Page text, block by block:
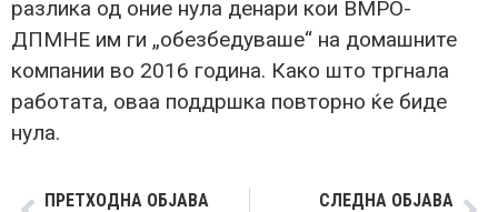
разлика од оние нула денари кои ВМРО-
ДПМНЕ им ги „обезбедуваше“ на домашните
компании во 2016 година. Како што тргнала
работата, оваа поддршка повторно ќе биде
нула.
ПРЕТХОДНА ОБЈАВА СЛЕДНА ОБЈАВА